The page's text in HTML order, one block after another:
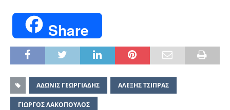
Share
ΑΔΩΝΙΣ ΓΕΩΡΓΙΑΔΗΣ ΑΛΕΞΗΣ ΤΣΙΠΡΑΣ
ΓΙΩΡΓΟΣ ΛΑΚΟΠΟΥΛΟΣ